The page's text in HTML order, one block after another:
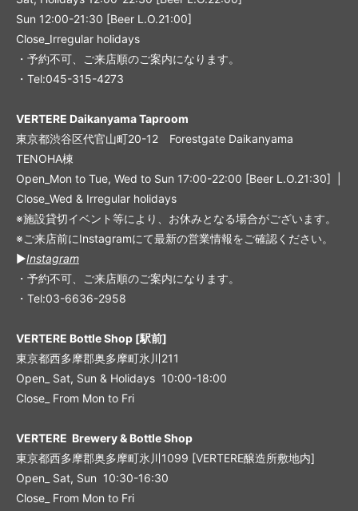
Sun 12:00-21:30 [Beer L.O.21:00]
Close_Irregular holidays
・予約不可、ご来店順のご案内になります。
・Tel:045-315-4273
VERTERE Daikanyama Taproom
東京都渋谷区代官山町20-12 Forestgate Daikanyama
TENOHA棟
Open_Mon to Tue, Wed to Sun 17:00-22:00 [Beer L.O.21:30] |
Close_Wed & Irregular holidays
※施設貸切イベント等により、お休みとなる場合がございます。
※ご来店前にInstagramにて最新の営業情報をご確認ください。
▶︎Instagram
・予約不可、ご来店順のご案内になります。
・Tel:03-6636-2958
VERTERE Bottle Shop [駅前]
東京都西多摩郡奥多摩町氷川211
Open_ Sat, Sun & Holidays 10:00-18:00
Close_ From Mon to Fri
VERTERE Brewery & Bottle Shop
東京都西多摩郡奥多摩町氷川1099 [VERTERE醸造所敷地内]
Open_ Sat, Sun 10:30-16:30
Close_ From Mon to Fri